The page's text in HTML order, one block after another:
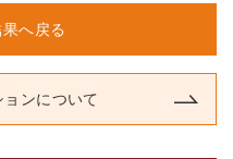
へ戻る
ンについて